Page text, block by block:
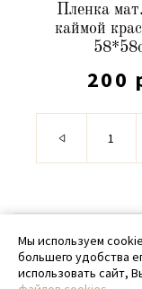
Пленка
каймой
200
Мы используем
большего удобства
использовать сайт,